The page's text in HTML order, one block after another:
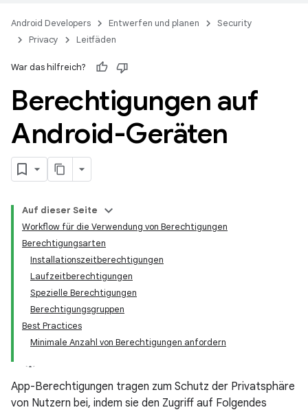
Android Developers Entwerfen und planen
Security
Privacy
Leitfäden
War das hilfreich?
Berechtigungen auf
Android-Geräten
Auf dieser Seite
Workflow für die Verwendung von Berechtigungen
Berechtigungsarten
Installationszeitberechtigungen
Laufzeitberechtigungen
Spezielle Berechtigungen
Berechtigungsgruppen
Best Practices
Minimale Anzahl von Berechtigungen anfordern
App-Berechtigungen tragen zum Schutz der Privatsphäre
von Nutzern bei, indem sie den Zugriff auf Folgendes